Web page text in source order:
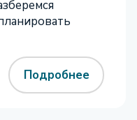
Подробнее